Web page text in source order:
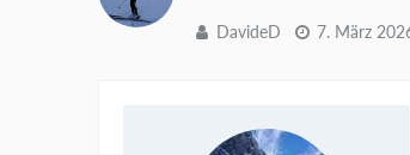
DavideD 7. März